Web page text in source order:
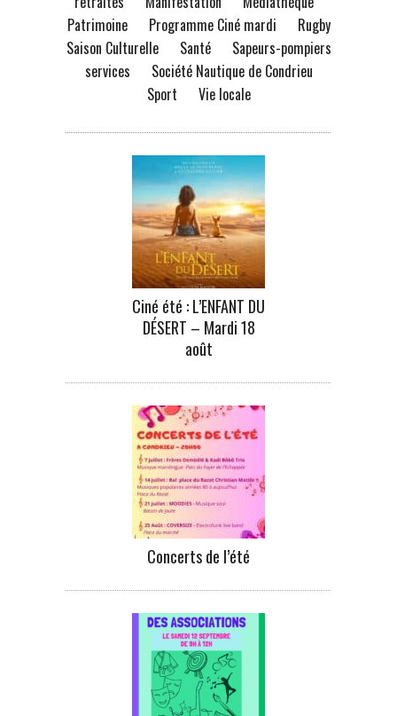
Patrimoine
Programme Ciné mardi
Rugby
Saison Culturelle
Santé
Sapeurs-pompiers
services
Société Nautique de Condrieu
Sport
Vie locale
Ciné été : L’ENFANT DU
DÉSERT – Mardi 18
août
Concerts de l’été